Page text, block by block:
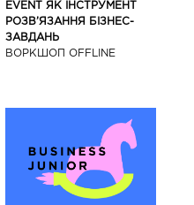
EVENT ЯК ІНСТРУМЕНТ
РОЗВ’ЯЗАННЯ БІЗНЕС-
ЗАВДАНЬ
ВОРКШОП OFFLINE